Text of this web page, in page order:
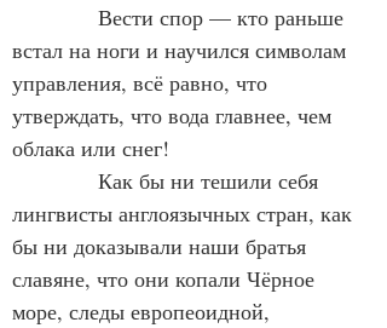
Вести спор — кто раньше
встал на ноги и научился символам
управления, всё равно, что
утверждать, что вода главнее, чем
облака или снег!
Как бы ни тешили себя
лингвисты англоязычных стран, как
бы ни доказывали наши братья
славяне, что они копали Чёрное
море, следы европеоидной,